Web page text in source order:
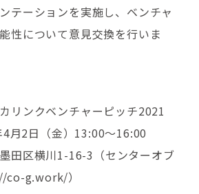
テーションを実施し、ベンチャ
性について意見交換を行いま
ンクベンチャーピッチ2021
2日（金）13:00〜16:00
区横川1-16-3（センターオブ
g.work/）